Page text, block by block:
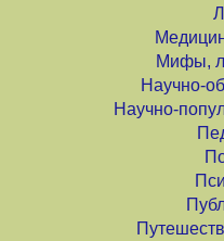
Мифы,
Научно-
Научно-